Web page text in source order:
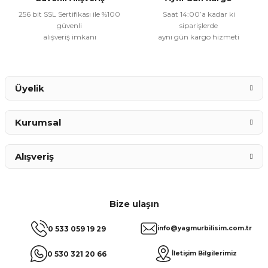
256 bit SSL Sertifikası ile %100
güvenli
alışveriş imkanı
Saat 14:00’a kadar ki
siparişlerde
aynı gün kargo hizmeti
Bize ulaşın
0 533 059 19 29
0 530 321 20 66
info@yagmurbilisim.com.tr
İletişim Bilgilerimiz
Üyelik
Kurumsal
Alışveriş